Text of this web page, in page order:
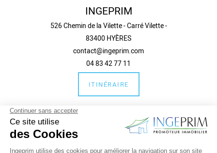
INGEPRIM
526 Chemin de la Vilette - Carré Vilette -
83400 HYÈRES
contact@ingeprim.com
04 83 42 77 11
ITINÉRAIRE
Informations complémentaires
Mentions légales
Politique de confidentialité